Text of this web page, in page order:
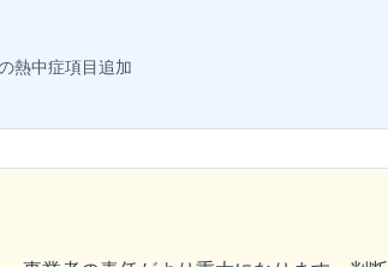
熱中症項目追加